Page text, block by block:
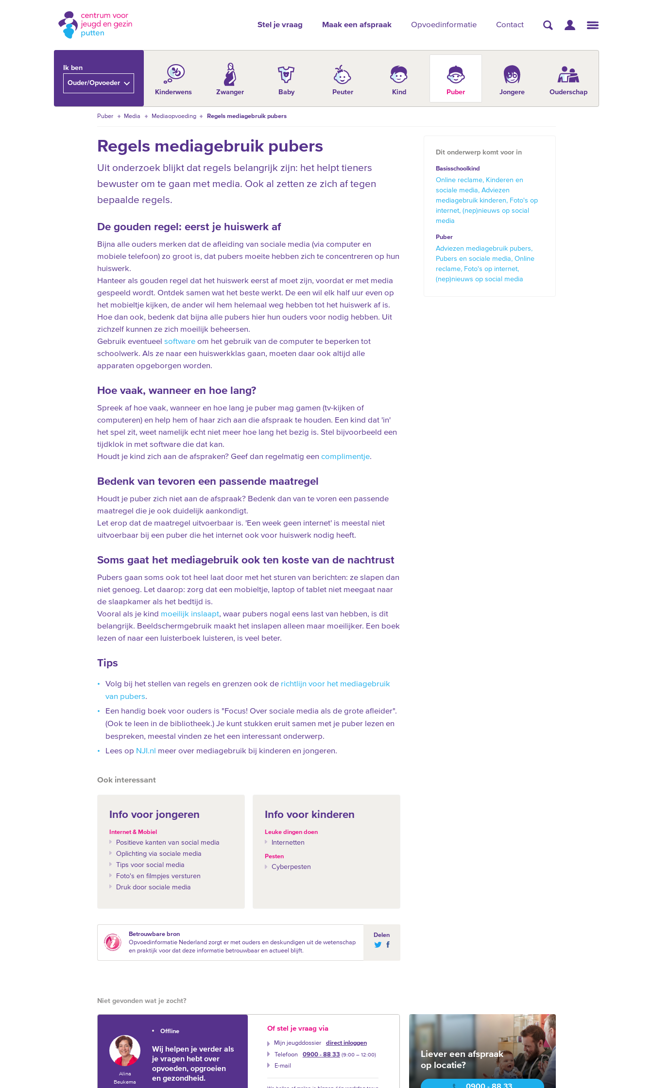
Stel je vraag Maak een afspraak Opvoedinformatie Contact
Ik ben
Ouder/Opvoeder
Kinderwens
Zwanger Baby Peuter Kind Puber Jongere Ouderschap
Puber Media Mediaopvoeding Regels mediagebruik pubers
Regels mediagebruik pubers
Uit onderzoek blijkt dat regels belangrijk zijn: het helpt tieners
bewuster om te gaan met media. Ook al zetten ze zich af tegen
bepaalde regels.
De gouden regel: eerst je huiswerk af
Bijna alle ouders merken dat de afleiding van sociale media (via computer en
mobiele telefoon) zo groot is, dat pubers moeite hebben zich te concentreren op hun
huiswerk.
Hanteer als gouden regel dat het huiswerk eerst af moet zijn, voordat er met media
gespeeld wordt. Ontdek samen wat het beste werkt. De een wil elk half uur even op
het mobieltje kijken, de ander wil hem helemaal weg hebben tot het huiswerk af is.
Hoe dan ook, bedenk dat bijna alle pubers hier hun ouders voor nodig hebben. Uit
zichzelf kunnen ze zich moeilijk beheersen.
Gebruik eventueel software om het gebruik van de computer te beperken tot
schoolwerk. Als ze naar een huiswerkklas gaan, moeten daar ook altijd alle
apparaten opgeborgen worden.
Hoe vaak, wanneer en hoe lang?
Spreek af hoe vaak, wanneer en hoe lang je puber mag gamen (tv-kijken of
computeren) en help hem of haar zich aan die afspraak te houden. Een kind dat 'in'
het spel zit, weet namelijk echt niet meer hoe lang het bezig is. Stel bijvoorbeeld een
tijdklok in met software die dat kan.
Houdt je kind zich aan de afspraken? Geef dan regelmatig een complimentje.
Bedenk van tevoren een passende maatregel
Houdt je puber zich niet aan de afspraak? Bedenk dan van te voren een passende
maatregel die je ook duidelijk aankondigt.
Let erop dat de maatregel uitvoerbaar is. 'Een week geen internet' is meestal niet
uitvoerbaar bij een puber die het internet ook voor huiswerk nodig heeft.
Soms gaat het mediagebruik ook ten koste van de nachtrust
Pubers gaan soms ook tot heel laat door met het sturen van berichten: ze slapen dan
niet genoeg. Let daarop: zorg dat een mobieltje, laptop of tablet niet meegaat naar
de slaapkamer als het bedtijd is.
Vooral als je kind moeilijk inslaapt, waar pubers nogal eens last van hebben, is dit
belangrijk. Beeldschermgebruik maakt het inslapen alleen maar moeilijker. Een boek
lezen of naar een luisterboek luisteren, is veel beter.
Tips
Volg bij het stellen van regels en grenzen ook de richtlijn voor het mediagebruik
van pubers.
Een handig boek voor ouders is "Focus! Over sociale media als de grote afleider".
(Ook te leen in de bibliotheek.) Je kunt stukken eruit samen met je puber lezen en
bespreken, meestal vinden ze het een interessant onderwerp.
Lees op NJI.nl meer over mediagebruik bij kinderen en jongeren.
Ook interessant
Info voor jongeren
Internet & Mobiel
Positieve kanten van social media
Oplichting via sociale media
Tips voor social media
Foto's en filmpjes versturen
Druk door sociale media
Info voor kinderen
Leuke dingen doen
Internetten
Pesten
Cyberpesten
Betrouwbare bron
Opvoedinformatie Nederland zorgt er met ouders en deskundigen uit de wetenschap
en praktijk voor dat deze informatie betrouwbaar en actueel blijft.
Delen
Dit onderwerp komt voor in
Basisschoolkind
Online reclame
Kinderen en
sociale media Adviezen
mediagebruik kinderen
Foto's op
internet (nep)nieuws op social
media
Puber
Adviezen mediagebruik pubers
Pubers en sociale media Online
reclame
Foto's op internet
(nep)nieuws op social media
Niet gevonden wat je zocht?
Alina
Beukema
Offline
Wij helpen je verder als
je vragen hebt over
opvoeden, opgroeien
en gezondheid.
Of stel je vraag via
Mijn jeugddossier
direct inloggen
Telefoon
0900 - 88 33 (9:00 –‍ 12:00)
E-mail
Liever een afspraak
op locatie?